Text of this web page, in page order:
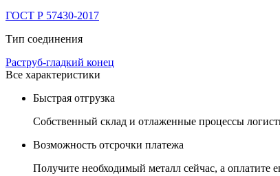
ГОСТ Р 57430-2017
Тип соединения
Раструб-гладкий конец
Все характеристики
Быстрая отгрузка
Собственный склад и отлаженные процессы
Возможность отсрочки платежа
Получите необходимый металл сейчас, а оплатите